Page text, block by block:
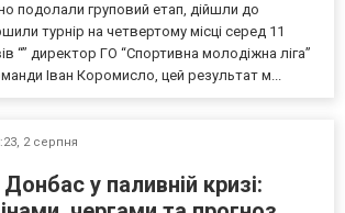
подолали груповий етап, дійшли до
турнір на четвертому місці серед 11
“” директор ГО “Спортивна молодіжна ліга”
Іван Коромисло, цей результат м...
2 серпня
у паливній кризі: